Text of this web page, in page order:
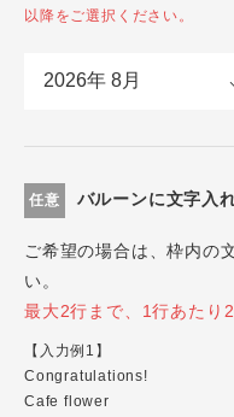
以降をご選択ください。
任意 バルーンに文字入
ご希望の場合は、枠内の
い。
最大2行まで、1行あたり
【入力例1】
Congratulations!
Cafe flower